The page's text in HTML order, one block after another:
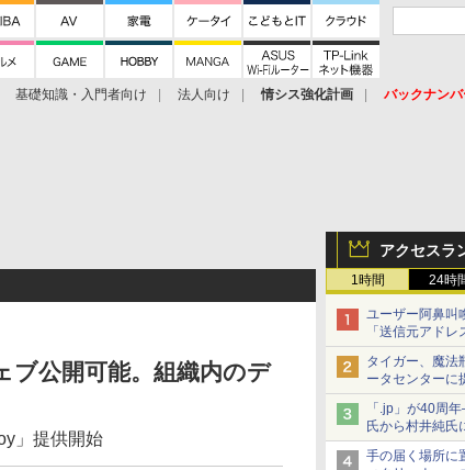
基礎知識・入門者向け 法人向け 情シス強化計画
バックナン
アクセスラ
1時間 24時
ユーザー阿鼻叫
「送信元アド
【やじうま
タイガー、魔法
ータセンターに
で 「ステンレ
「.jp」が40周
氏から村井純
手の届く場所に
ブ公開可能。組織内のデ
」提供開始